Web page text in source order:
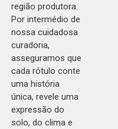
região produtora.
Por intermédio de
nossa cuidadosa
curadoria,
asseguramos que
cada rótulo conte
uma história
única, revele uma
expressão do
solo, do clima e